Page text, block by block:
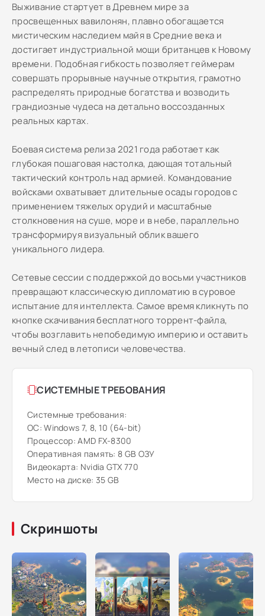
Выживание стартует в Древнем мире за
просвещенных вавилонян, плавно обогащается
мистическим наследием майя в Средние века и
достигает индустриальной мощи британцев к Новому
времени. Подобная гибкость позволяет геймерам
совершать прорывные научные открытия, грамотно
распределять природные богатства и возводить
грандиозные чудеса на детально воссозданных
реальных картах.
Боевая система релиза 2021 года работает как
глубокая пошаговая настолка, дающая тотальный
тактический контроль над армией. Командование
войсками охватывает длительные осады городов с
применением тяжелых орудий и масштабные
столкновения на суше, море и в небе, параллельно
трансформируя визуальный облик вашего
уникального лидера.
Сетевые сессии с поддержкой до восьми участников
превращают классическую дипломатию в суровое
испытание для интеллекта. Самое время кликнуть по
кнопке скачивания бесплатного торрент-файла,
чтобы возглавить непобедимую империю и оставить
вечный след в летописи человечества.
СИСТЕМНЫЕ ТРЕБОВАНИЯ
Системные требования:
ОС: Windows 7, 8, 10 (64-bit)
Процессор: AMD FX-8300
Оперативная память: 8 GB ОЗУ
Видеокарта: Nvidia GTX 770
Место на диске: 35 GB
Скриншоты